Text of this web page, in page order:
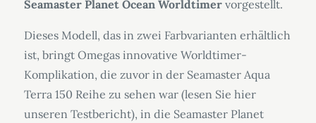
Seamaster Planet Ocean Worldtimervorgestellt.
Dieses Modell, das in zwei Farbvarianten erhältlich
ist, bringt Omegas innovative Worldtimer-
Komplikation, die zuvor in der Seamaster Aqua
Terra 150 Reihe zu sehen war (lesen Sie hier
unseren Testbericht), in die Seamaster Planet